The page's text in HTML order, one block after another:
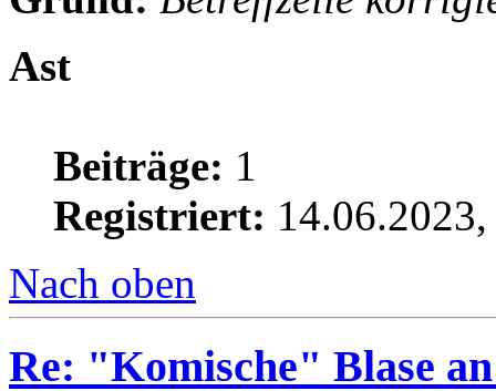
Ast
Beiträge: 1
Registriert:
Nach oben
Re: "Komische" Blase